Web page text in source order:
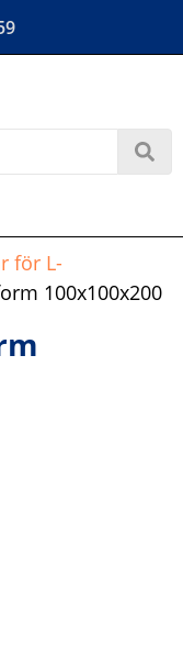
för L-
100x100x200